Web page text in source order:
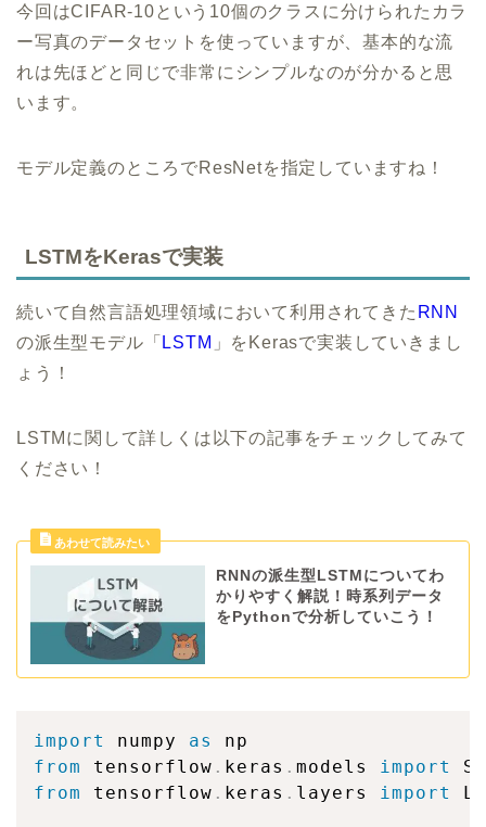
今回はCIFAR-10という10個のクラスに分けられたカラ
ー写真のデータセットを使っていますが、基本的な流
れは先ほどと同じで非常にシンプルなのが分かると思
います。
モデル定義のところでResNetを指定していますね！
LSTMをKerasで実装
続いて自然言語処理領域において利用されてきた RNN
の派生型モデル「 LSTM 」をKerasで実装していきまし
ょう！
LSTMに関して詳しくは以下の記事をチェックしてみて
ください！
RNNの派生型LSTMについてわ
かりやすく解説！時系列データ
をPythonで分析していこう！
import numpy as
from
tensorflow . keras . models
import
from
tensorflow . keras . layers import